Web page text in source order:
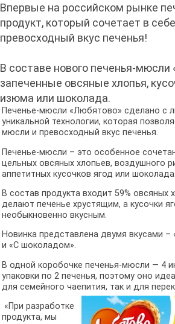
Впервые на российском рынке
продукт, который сочетает в
превосходный вкус печенья!
В составе нового печенья-
запеченные овсяные хлопья,
изюма или шоколада.
Печенье-мюсли «Любятово» сделано с
уникальной технологии, которая
мюсли и превосходный вкус печенья.
Печенье-мюсли – это особенное
цельных овсяных хлопьев, воздушного
аппетитных кусочков ягод или
В состав продукта входит 59% овсяных
делают печенье хрустящим, а кусочки
необыкновенно вкусным.
Новинка представлена двумя вкусами
и «С шоколадом».
В одной коробочке печенья-мюсли — 4
упаковки по 2 печенья, поэтому оно
для семейного чаепития, так и для
«При разработке
продукта, мы